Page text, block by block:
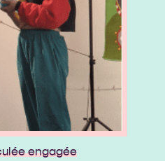
engagée